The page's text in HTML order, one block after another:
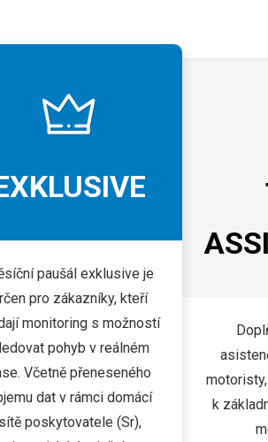
paušál exklusive je
pro zákazníky, kteří
monitoring s možností
pohyb v reálném
Včetně přeneseného
dat v rámci domácí
sítě poskytovatele (Sr),
k